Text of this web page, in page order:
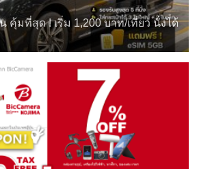
คุ้มที่สุด ! เริ่ม 1,200 บาท/เที่ยว นั่งได้